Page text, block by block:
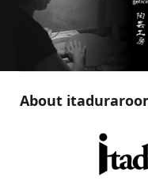
About